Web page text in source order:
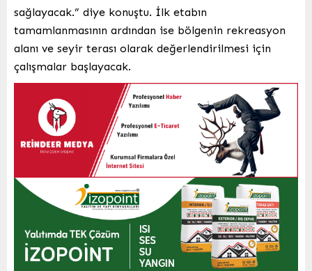
sağlayacak.” diye konuştu. İlk etabın
tamamlanmasının ardından ise bölgenin rekreasyon
alanı ve seyir terası olarak değerlendirilmesi için
çalışmalar başlayacak.